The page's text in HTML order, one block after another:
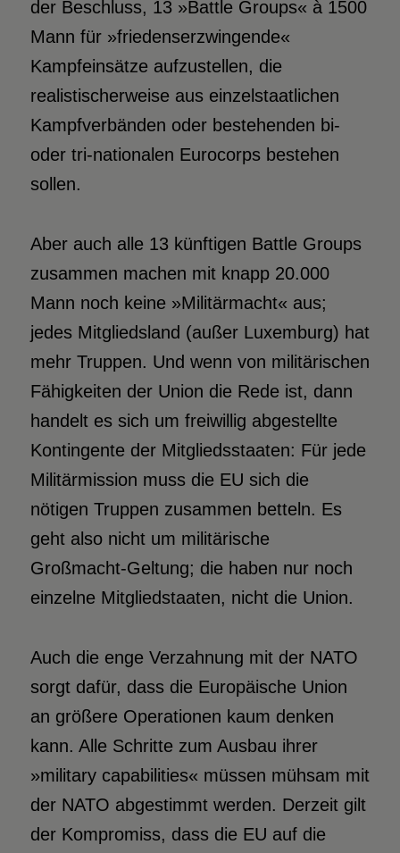
der Beschluss, 13 »Battle Groups« à 1500
Mann für »friedenserzwingende«
Kampfeinsätze aufzustellen, die
realistischerweise aus einzelstaatlichen
Kampfverbänden oder bestehenden bi-
oder tri-nationalen Eurocorps bestehen
sollen.
Aber auch alle 13 künftigen Battle Groups
zusammen machen mit knapp 20.000
Mann noch keine »Militärmacht« aus;
jedes Mitgliedsland (außer Luxemburg) hat
mehr Truppen. Und wenn von militärischen
Fähigkeiten der Union die Rede ist, dann
handelt es sich um freiwillig abgestellte
Kontingente der Mitgliedsstaaten: Für jede
Militärmission muss die EU sich die
nötigen Truppen zusammen betteln. Es
geht also nicht um militärische
Großmacht-Geltung; die haben nur noch
einzelne Mitgliedstaaten, nicht die Union.
Auch die enge Verzahnung mit der NATO
sorgt dafür, dass die Europäische Union
an größere Operationen kaum denken
kann. Alle Schritte zum Ausbau ihrer
»military capabilities« müssen mühsam mit
der NATO abgestimmt werden. Derzeit gilt
der Kompromiss, dass die EU auf die